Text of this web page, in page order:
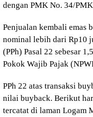
dengan PMK No. 34/
Penjualan kembali emas
nominal lebih dari Rp10
(PPh) Pasal 22 sebesar
Pokok Wajib Pajak
PPh 22 atas transaksi
nilai buyback. Berikut
tercatat di laman Logam